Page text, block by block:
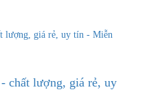
chất lượng, giá rẻ, uy